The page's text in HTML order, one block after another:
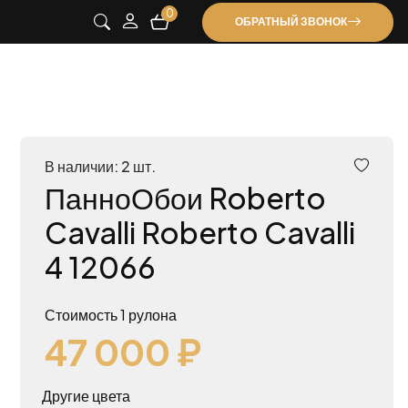
0
ОБРАТНЫЙ ЗВОНОК
В наличии: 2 шт.
ПанноОбои Roberto
Cavalli Roberto Cavalli
4 12066
Стоимость 1 рулона
47 000 ₽
Другие цвета